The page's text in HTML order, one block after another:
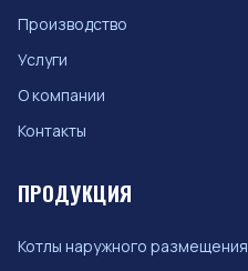
Производство
Услуги
О компании
Контакты
ПРОДУКЦИЯ
Котлы наружного размещения